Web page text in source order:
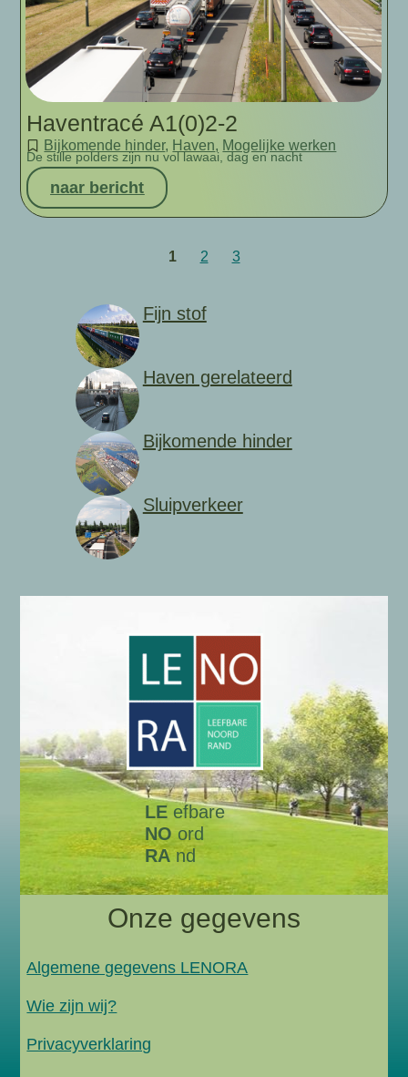
Haventracé A1(0)2-2
Bijkomende hinder, Haven, Mogelijke werken
De stille polders zijn nu vol lawaai, dag en nacht
naar bericht
1 2 3
Fijn stof
Haven gerelateerd
Bijkomende hinder
Sluipverkeer
LE efbare
NOord
RAnd
Onze gegevens
Algemene gegevens LENORA
Wie zijn wij?
Privacyverklaring